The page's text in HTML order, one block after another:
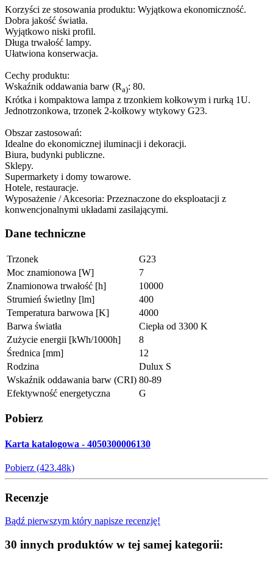
Korzyści ze stosowania produktu: Wyjątkowa ekonomiczność.
Dobra jakość światła.
Wyjątkowo niski profil.
Długa trwałość lampy.
Ułatwiona konserwacja.
Cechy produktu:
Wskaźnik oddawania barw (Ra): 80.
Krótka i kompaktowa lampa z trzonkiem kołkowym i rurką 1U.
Jednotrzonkowa, trzonek 2-kołkowy wtykowy G23.
Obszar zastosowań:
Idealne do ekonomicznej iluminacji i dekoracji.
Biura, budynki publiczne.
Sklepy.
Supermarkety i domy towarowe.
Hotele, restauracje.
Wyposażenie / Akcesoria: Przeznaczone do eksploatacji z
konwencjonalnymi układami zasilającymi.
Dane techniczne
Trzonek
G23
Moc znamionowa [W]
7
Znamionowa trwałość [h]
10000
Strumień świetlny [lm]
400
Temperatura barwowa [K]
4000
Barwa światła
Ciepła od 3300 K
Zużycie energii [kWh/1000h]
8
Średnica [mm]
12
Rodzina
Dulux S
Wskaźnik oddawania barw (CRI) 80-89
Efektywność energetyczna
G
Pobierz
Karta katalogowa - 4050300006130
Pobierz (423.48k)
Recenzje
Bądź pierwszym który napisze recenzję!
30 innych produktów w tej samej kategorii: